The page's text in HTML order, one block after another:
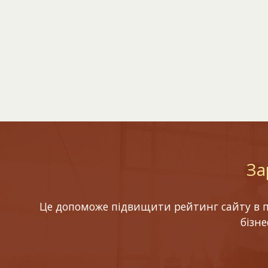
Це допоможе підвищити рейтинг сайту в